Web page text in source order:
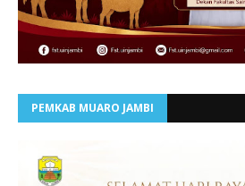
PEMKAB MUARO JAMBI